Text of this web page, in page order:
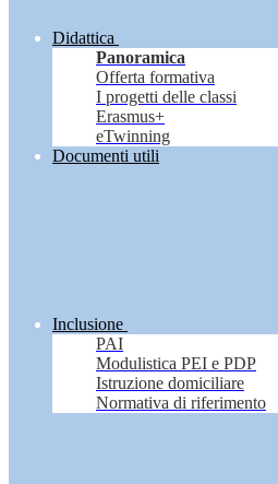
Didattica
Panoramica
Offerta formativa
I progetti delle classi
Erasmus+
eTwinning
Documenti utili
Inclusione
PAI
Modulistica PEI e PDP
Istruzione domiciliare
Normativa di riferimento